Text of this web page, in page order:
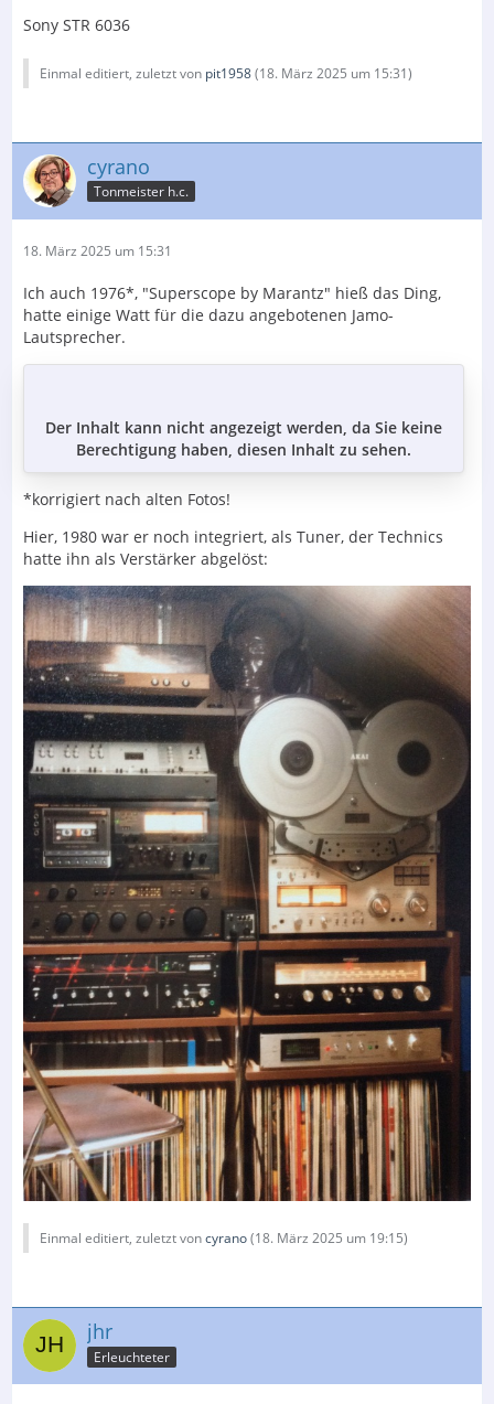
Sony STR 6036
Einmal editiert, zuletzt von pit1958(18. März 2025 um 15:31)
cyrano
Tonmeister h.c.
18. März 2025 um 15:31
Ich auch 1976*, "Superscope by Marantz" hieß das Ding,
hatte einige Watt für die dazu angebotenen Jamo-
Lautsprecher.
Der Inhalt kann nicht angezeigt werden, da Sie keine
Berechtigung haben, diesen Inhalt zu sehen.
*korrigiert nach alten Fotos!
Hier, 1980 war er noch integriert, als Tuner, der Technics
hatte ihn als Verstärker abgelöst:
Einmal editiert, zuletzt voncyrano(18. März 2025 um 19:15)
jhr
Erleuchteter